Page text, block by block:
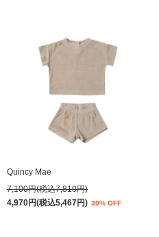
Quincy Mae
7,100円(税込7,810円)
4,970円(税込5,467円) 30% OFF